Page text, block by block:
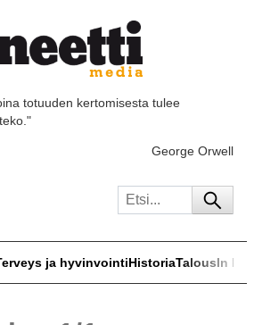
totuuden kertomisesta tulee
George Orwell
ja hyvinvointiHistoriaTalousIn